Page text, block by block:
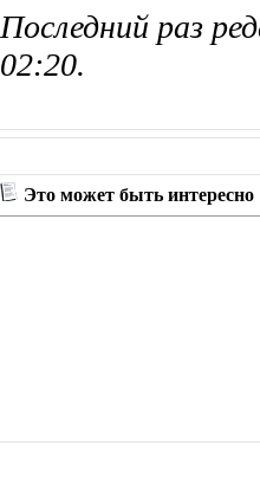
Последний раз
02:20.
Это может быть интересно